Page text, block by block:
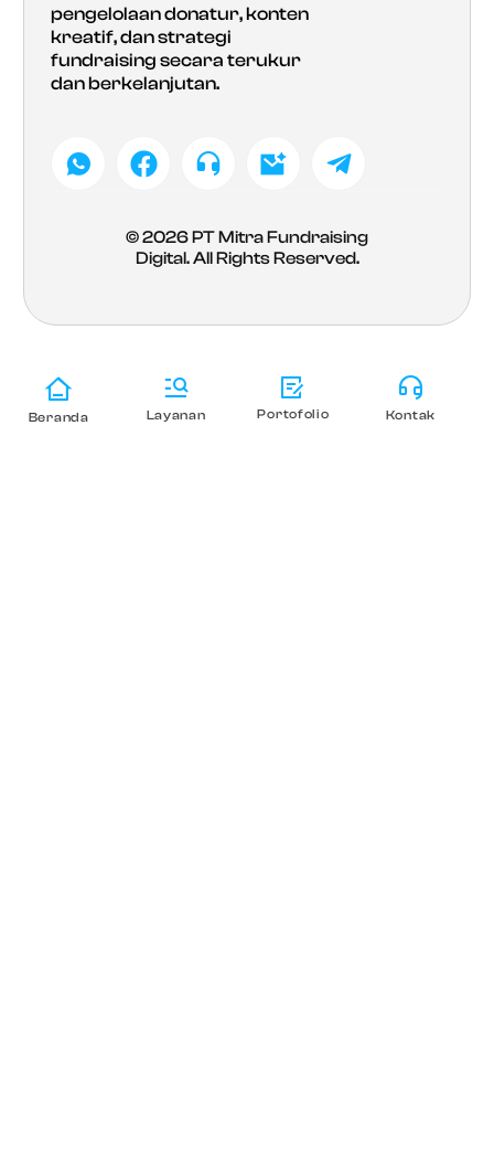
pengelolaan donatur, konten
kreatif, dan strategi
fundraising secara terukur
dan berkelanjutan.
© 2026 PT Mitra Fundraising
Digital. All Rights Reserved.
Beranda Layanan Portofolio Kontak